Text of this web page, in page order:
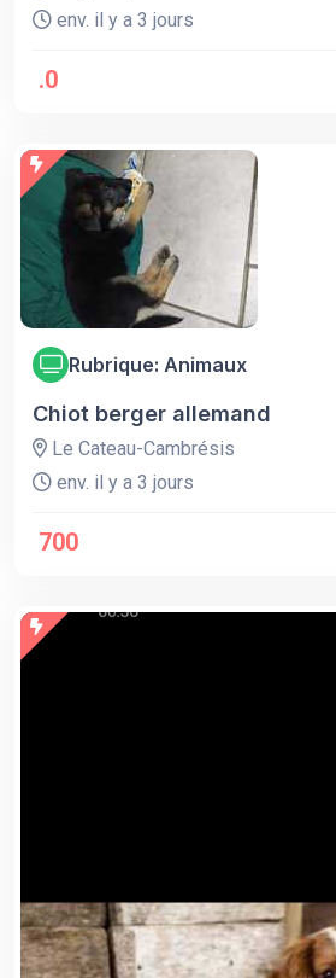
env. il y a 3 jours
.0
Rubrique: Animaux
Chiot berger allemand
Le Cateau-Cambrésis
env. il y a 3 jours
700